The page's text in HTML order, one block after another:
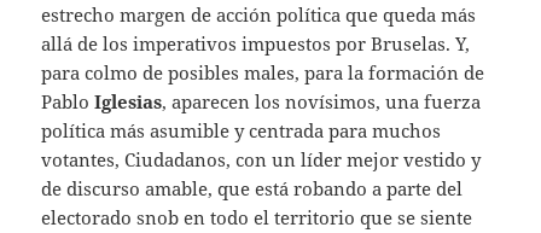
estrecho margen de acción política que queda más
allá de los imperativos impuestos por Bruselas. Y,
para colmo de posibles males, para la formación de
PabloIglesias, aparecen los novísimos, una fuerza
política más asumible y centrada para muchos
votantes, Ciudadanos, con un líder mejor vestido y
de discurso amable, que está robando a parte del
electorado snob en todo el territorio que se siente